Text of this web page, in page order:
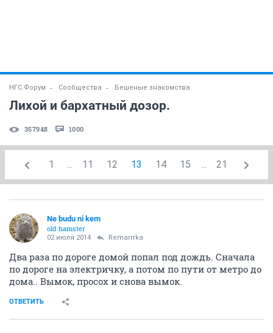
НГС.Форум Сообщества Бешеные знакомства
Лихой и бархатный дозор.
357948 1000
1 ... 11 12 13 14 15 ... 21
Ne budu ni kem
old hamster
02 июля 2014 Remarrrka
Два раза по дороге домой попал под дождь. Сначала
по дороге на электричку, а потом по пути от метро до
дома.. Вымок, просох и снова вымок.
ОТВЕТИТЬ